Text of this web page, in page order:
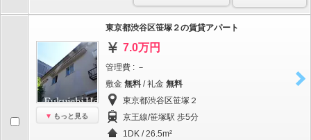
もっと見る
東京都渋谷区笹塚２の賃貸アパート
7.0万円
管理費 : －
敷金 無料 / 礼金 無料
東京都渋谷区笹塚２
京王線/笹塚駅 歩5分
1DK / 26.5m²